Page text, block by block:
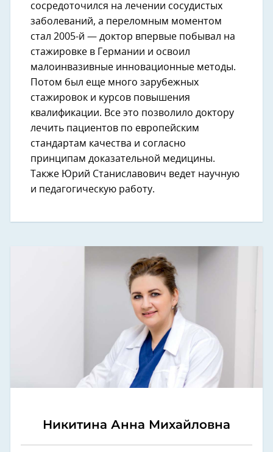
сосредоточился на лечении сосудистых
заболеваний, а переломным моментом
стал 2005-й — доктор впервые побывал на
стажировке в Германии и освоил
малоинвазивные инновационные методы.
Потом был еще много зарубежных
стажировок и курсов повышения
квалификации. Все это позволило доктору
лечить пациентов по европейским
стандартам качества и согласно
принципам доказательной медицины.
Также Юрий Станиславович ведет научную
и педагогическую работу.
Никитина Анна Михайловна